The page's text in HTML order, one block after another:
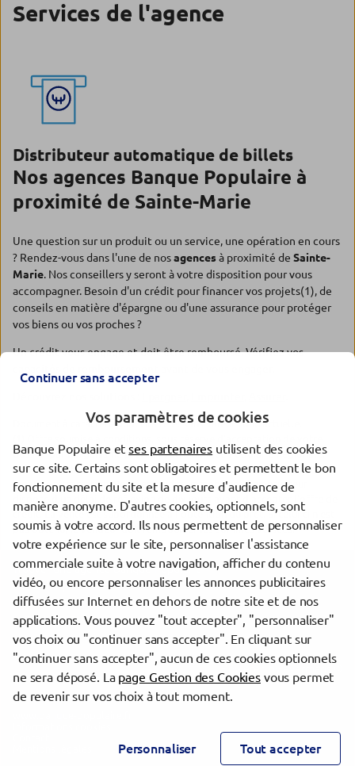
Services de l'agence
Distributeur automatique de billets
Nos agences Banque Populaire à
proximité de Sainte-Marie
Une question sur un produit ou un service, une opération en cours
? Rendez-vous dans l'une de nosagencesà proximité de Sainte-
Marie. Nos conseillers y seront à votre disposition pour vous
accompagner. Besoin d'un crédit pour financer vos projets(1), de
conseils en matière d'épargne ou d'une assurance pour protéger
vos biens ou vos proches ?
Un crédit vous engage et doit être remboursé. Vérifiez vos
Document à caractère publicitaire et sans valeur contractuelle.
dossier par l'organisme prêteur, votre Banque Populaire Régionale.
Pour les crédits à la consommation, l'emprunteur dispose du délai
légal de rétractation. Pour les crédits immobiliers, l'emprunteur
dispose d'un délai de réflexion de dix jours avant d'accepter l'offre de
crédit. La vente est subordonnée à l'obtention du prêt. Si celui-ci n'est
pas obtenu, le vendeur doit rembourser les sommes versées.
Trouver une agence Banque Populaire
Martinique
Sainte-Marie
STE MARIE
evermaps ©
Continuer sans accepter
Vos paramètres de cookies
Banque Populaire etses partenaires utilisent des cookies
sur ce site. Certains sont obligatoires et permettent le bon
fonctionnement du site et la mesure d'audience de
manière anonyme. D'autres cookies, optionnels, sont
soumis à votre accord. Ils nous permettent de personnaliser
votre expérience sur le site, personnaliser l'assistance
commerciale suite à votre navigation, afficher du contenu
vidéo, ou encore personnaliser les annonces publicitaires
diffusées sur Internet en dehors de notre site et de nos
applications. Vous pouvez "tout accepter", "personnaliser"
vos choix ou "continuer sans accepter". En cliquant sur
"continuer sans accepter", aucun de ces cookies optionnels
ne sera déposé. La page Gestion des Cookiesvous permet
de revenir sur vos choix à tout moment.
Personnaliser Tout accepter